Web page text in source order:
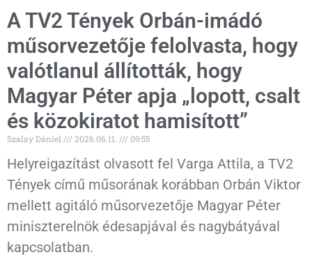
A TV2 Tények Orbán-imádó
műsorvezetője felolvasta, hogy
valótlanul állították, hogy
Magyar Péter apja „lopott, csalt
és közokiratot hamisított”
Szalay Dániel 2026.06.11. 09:55
Helyreigazítást olvasott fel Varga Attila, a TV2
Tények című műsorának korábban Orbán Viktor
mellett agitáló műsorvezetője Magyar Péter
miniszterelnök édesapjával és nagybátyával
kapcsolatban.